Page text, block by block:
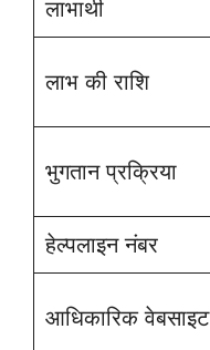
लाभार्थी
लाभ की राशि
भुगतान प्रक्रिया
हेल्पलाइन नंबर
आधिकारिक वेबसाइट